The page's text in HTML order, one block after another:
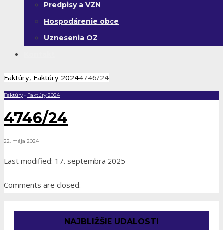
Predpisy a VZN
Hospodárenie obce
Uznesenia OZ
Faktúry, Faktúry 20244746/24
Faktúry• Faktúry 2024
4746/24
22. mája 2024
Last modified: 17. septembra 2025
Comments are closed.
NAJBLIŽŠIE UDALOSTI